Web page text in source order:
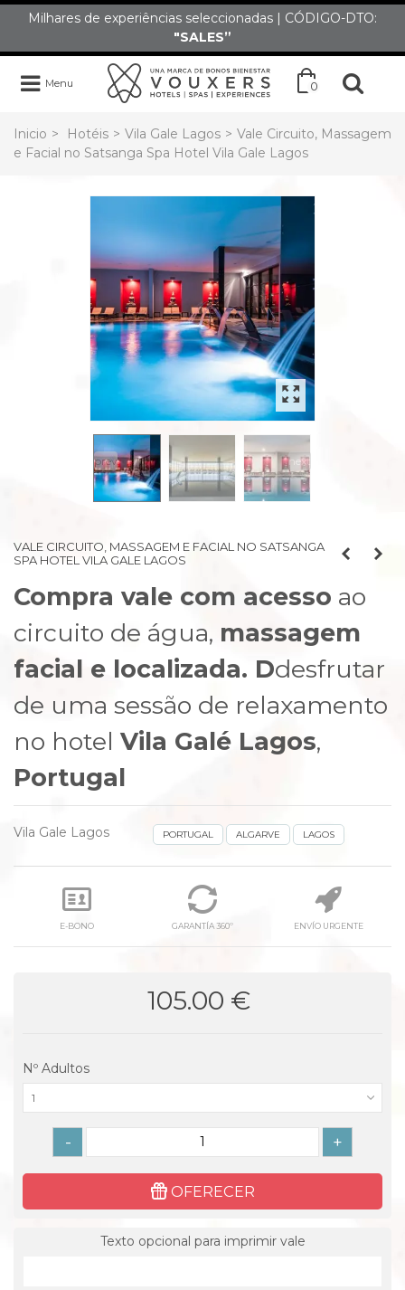
Milhares de experiências seleccionadas | CÓDIGO-DTO:
"SALES”
Menu 0
Inicio > Hotéis > Vila Gale Lagos > Vale Circuito, Massagem
e Facial no Satsanga Spa Hotel Vila Gale Lagos
prev next
VALE CIRCUITO, MASSAGEM E FACIAL NO SATSANGA
SPA HOTEL VILA GALE LAGOS
Compra vale com acesso ao
circuito de água, massagem
facial e localizada. Ddesfrutar
de uma sessão de relaxamento
no hotel Vila Galé Lagos,
Portugal
Vila Gale Lagos PORTUGAL ALGARVE LAGOS
E-BONO GARANTÍA 360º ENVÍO URGENTE
105.00 €
Nº Adultos
1
- +
OFERECER
Texto opcional para imprimir vale